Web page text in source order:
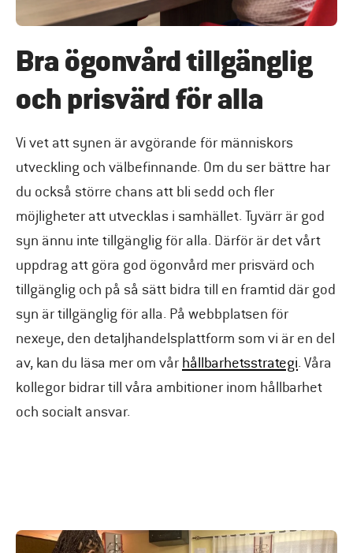
Bra ögonvård tillgänglig
och prisvärd för alla
Vi vet att synen är avgörande för människors
utveckling och välbefinnande. Om du ser bättre har
du också större chans att bli sedd och fler
möjligheter att utvecklas i samhället. Tyvärr är god
syn ännu inte tillgänglig för alla. Därför är det vårt
uppdrag att göra god ögonvård mer prisvärd och
tillgänglig och på så sätt bidra till en framtid där god
syn är tillgänglig för alla. På webbplatsen för
nexeye, den detaljhandelsplattform som vi är en del
av, kan du läsa mer om vår hållbarhetsstrategi. Våra
kollegor bidrar till våra ambitioner inom hållbarhet
och socialt ansvar.